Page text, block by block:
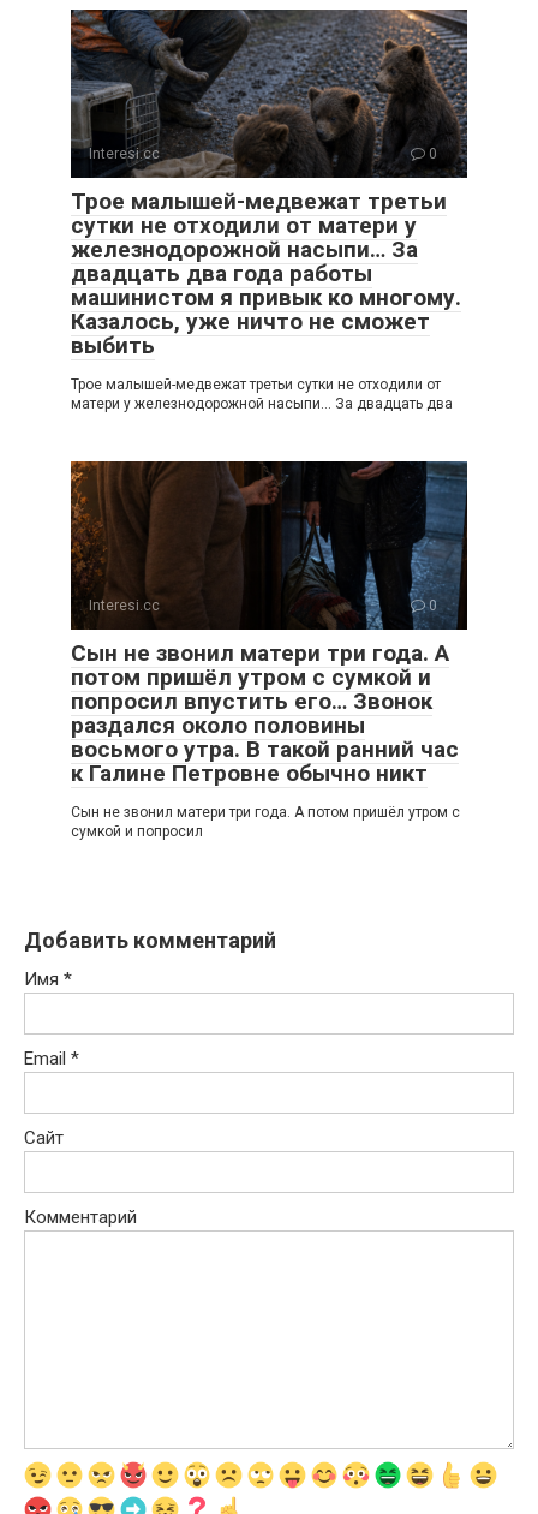
Interesi.cc 0
Трое малышей-медвежат третьи
сутки не отходили от матери у
железнодорожной насыпи… За
двадцать два года работы
машинистом я привык ко многому.
Казалось, уже ничто не сможет
выбить
Трое малышей-медвежат третьи сутки не отходили от
матери у железнодорожной насыпи… За двадцать два
Interesi.cc 0
Сын не звонил матери три года. А
потом пришёл утром с сумкой и
попросил впустить его… Звонок
раздался около половины
восьмого утра. В такой ранний час
к Галине Петровне обычно никт
Сын не звонил матери три года. А потом пришёл утром с
сумкой и попросил
Добавить комментарий
Имя *
Email *
Сайт
Комментарий